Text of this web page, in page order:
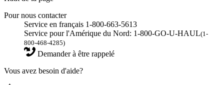
Pour nous contacter
Service en français 1-800-663-5613
Service pour l'Amérique du Nord: 1-800-GO-U-HAUL(1-
800-468-4285)
Demander à être rappelé
Vous avez besoin d'aide?